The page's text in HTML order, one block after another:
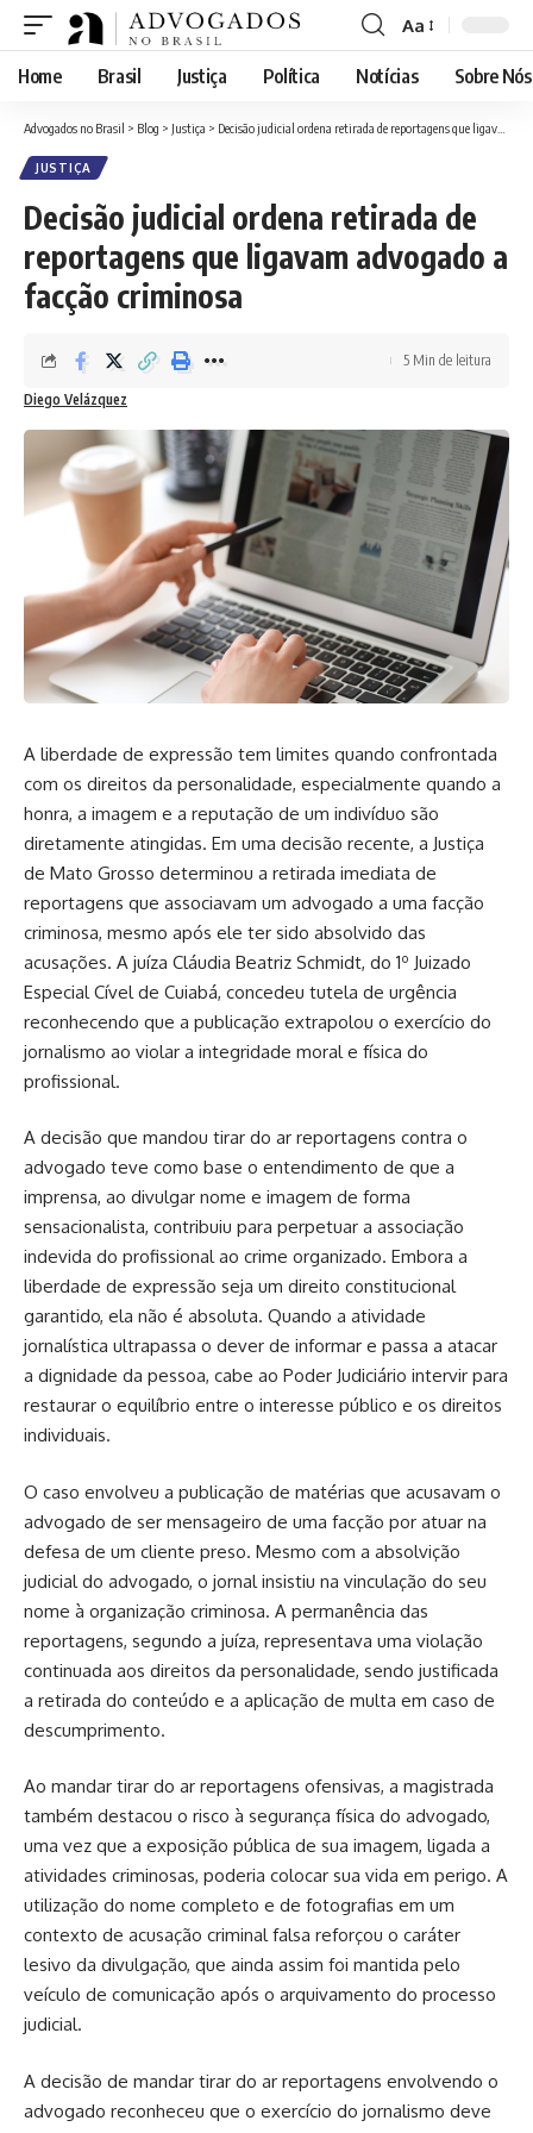
Font
Resizer
Aa
Home Brasil Justiça Política Notícias Sobre Nós
Advogados no Brasil > Blog > Justiça > Decisão judicial ordena retirada de reportagens que ligavam advogado a facção criminosa
JUSTIÇA
Decisão judicial ordena retirada de
reportagens que ligavam advogado a
facção criminosa
Diego Velázquez
5 Min de leitura
A liberdade de expressão tem limites quando confrontada
com os direitos da personalidade, especialmente quando a
honra, a imagem e a reputação de um indivíduo são
diretamente atingidas. Em uma decisão recente, a Justiça
de Mato Grosso determinou a retirada imediata de
reportagens que associavam um advogado a uma facção
criminosa, mesmo após ele ter sido absolvido das
acusações. A juíza Cláudia Beatriz Schmidt, do 1º Juizado
Especial Cível de Cuiabá, concedeu tutela de urgência
reconhecendo que a publicação extrapolou o exercício do
jornalismo ao violar a integridade moral e física do
profissional.
A decisão que mandou tirar do ar reportagens contra o
advogado teve como base o entendimento de que a
imprensa, ao divulgar nome e imagem de forma
sensacionalista, contribuiu para perpetuar a associação
indevida do profissional ao crime organizado. Embora a
liberdade de expressão seja um direito constitucional
garantido, ela não é absoluta. Quando a atividade
jornalística ultrapassa o dever de informar e passa a atacar
a dignidade da pessoa, cabe ao Poder Judiciário intervir para
restaurar o equilíbrio entre o interesse público e os direitos
individuais.
O caso envolveu a publicação de matérias que acusavam o
advogado de ser mensageiro de uma facção por atuar na
defesa de um cliente preso. Mesmo com a absolvição
judicial do advogado, o jornal insistiu na vinculação do seu
nome à organização criminosa. A permanência das
reportagens, segundo a juíza, representava uma violação
continuada aos direitos da personalidade, sendo justificada
a retirada do conteúdo e a aplicação de multa em caso de
descumprimento.
Ao mandar tirar do ar reportagens ofensivas, a magistrada
também destacou o risco à segurança física do advogado,
uma vez que a exposição pública de sua imagem, ligada a
atividades criminosas, poderia colocar sua vida em perigo. A
utilização do nome completo e de fotografias em um
contexto de acusação criminal falsa reforçou o caráter
lesivo da divulgação, que ainda assim foi mantida pelo
veículo de comunicação após o arquivamento do processo
judicial.
A decisão de mandar tirar do ar reportagens envolvendo o
advogado reconheceu que o exercício do jornalismo deve